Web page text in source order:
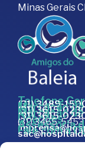
Minas Gerais
Telefone
(31) 3489-
Marcação
(31) 3615-
Marcação
(31) 3615-
Doações:
(31) 3465-
Assessoria
Fale com a